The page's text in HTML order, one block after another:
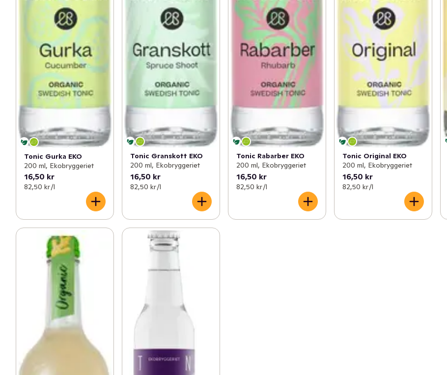
Tonic Gurka EKO
200 ml, Ekobryggeriet
16,50 kr
82,50 kr /l
Tonic Granskott EKO
200 ml, Ekobryggeriet
16,50 kr
82,50 kr /l
Tonic Rabarber EKO
200 ml, Ekobryggeriet
16,50 kr
82,50 kr /l
Tonic Original EKO
200 ml, Ekobryggeriet
16,50 kr
82,50 kr /l